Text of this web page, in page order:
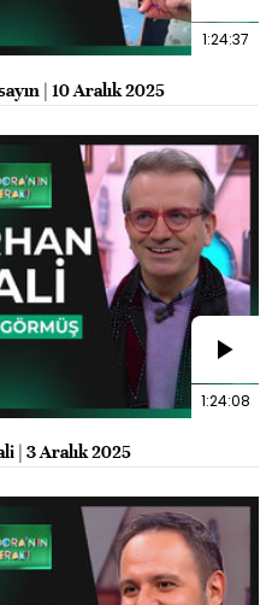
1:24:37
| 10 Aralık 2025
1:24:08
| 3 Aralık 2025